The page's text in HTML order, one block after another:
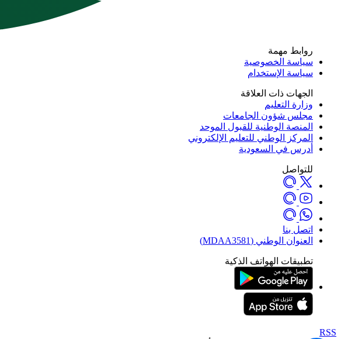
روابط مهمة
سياسة الخصوصية
سياسة الإستخدام
الجهات ذات العلاقة
وزارة التعليم
مجلس شؤون الجامعات
المنصة الوطنية للقبول الموحد
المركز الوطني للتعليم الإلكتروني
أدرس في السعودية
للتواصل
اتصل بنا
العنوان الوطني (MDAA3581)
تطبيقات الهواتف الذكية
RSS